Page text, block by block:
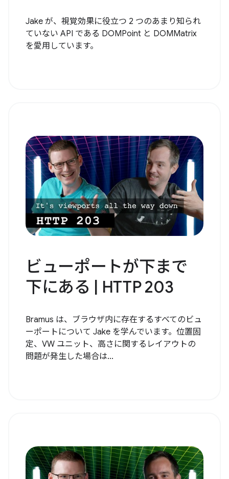
Jake が、視覚効果に役立つ 2 つのあまり知られ
ていない API である DOMPoint と DOMMatrix
を愛用しています。
ビューポートが下まで
下にある | HTTP 203
Bramus は、ブラウザ内に存在するすべてのビュ
ーポートについて Jake を学んでいます。位置固
定、VW ユニット、高さに関するレイアウトの
問題が発生した場合は...